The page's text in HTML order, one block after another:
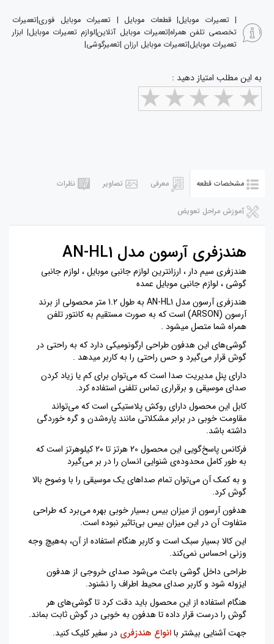
| تعمیرات موبایل| قطعات موبایل | تعمیرات موبایل فوری|تعمیرات
تخصصی تلفن همراه|تعمیرات موبایل آنلاین|لوازم تعمیرات موبایل| ابزار
تعمیرات موبایل|تعمیرات موبایل ارزان |تعمیرگوشی|
به این مطلب امتیاز دهید :
مشخصات قطعه معرفی تصاویر نظرات
آموزش مراحل تعویض
هندزفری آرسون مدل AN-HL1
هندزفری سیم دار ، ارزانترین لوازم جانبی موبایل ، لوازم جانبی
گوشی ، لوازم جانبی موبایل عمده
هندزفری آرسون مدل AN-HL1 به طول 1.2 متر محصولی از برند
آرسون (ARSON) است که به صورت مستقیم به کانتور تلفن
همراه شما متصل میشود .
گوشی‌های این هدفون طراحی ارگونومیکی دارد که به راحتی در
گوش قرار می‌گیرد و حس راحتی را به کاربر میدهد .
دارای پنل مدیریت صدا است که می‌توان برای کم یا زیاد کردن
صدای موسیقی و برقراری تماس تلفنی استفاده کرد.
کابل این محصول دارای روکش پلاستیکی است که می‌تواند
مقاومت خوبی در برابر مشکلاتی مانند پاره‌شدن و گره خوردگی
داشته باشد.
فرکانس پاسخ‌گویی این محصول 20 هرتز تا 20 کیلوهرتز است که
به طور کامل محدوده‌ی شنوایی انسان را در بر می‌گیرد
و به کمک آن می‌توان تمام صداهای یک موسیقی را با وضوح بالا
گوش کرد.
هدفون آرسون از میزان بیس بسیار خوبی بهره می‌برد که طراحی
متفاوت آن در این میزان بیس بی‌تاثیر نبوده است.
این کالا بسیار سبک است و کاربر هنگام استفاده از آن، به‌هیچ‌ وجه
وزنی احساس نمی‌کند.
طراحی داخل‌ گوشی باعث می‌شود صدای خروجی از هدفون
ایزوله شود و کاربر صدای محیط اطراف را نشنود.
هنگام استفاده از این محصول باید دقت کرد تا گوشی‌های هر
گوش را درست قرار داده تا هدفون به خوبی در گوش ثابت بماند.
جهت آشنایی بیشتر باانواع هندزفری در سفیر کلیک کنید.